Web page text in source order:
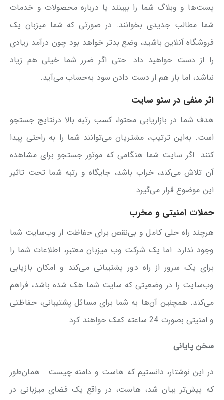
پست‌ها و وبلاگ شما را ببینند یا درباره محصولات و خدمات
شما مطالب جدیدی بخوانند. در صورتی که شما میزبان یک
فروشگاه آنلاین باشید، وضع بدتر خواهد بود چون درآمد زیادی
را از دست خواهید داد. حتی اگر ضرر شما خیلی هم زیاد
نباشد، اما باز هم از دست دادن سود به‌حساب می‌آید.
اثر منفی در سئو سایت
هدف شما در بازاریابی محتوا، کسب رتبه بالا درنتایج جستجو
است. به‌این ترتیب، مشتریان می‌توانند شما را به راحتی پیدا
کنند. اگر سایت شما هنگامی که موتور جستجو برای مشاهده
آن تلاش می‌کند، خراب باشد، جایگاه و رتبه شما تحت تاثیر
این موضوع قرار می‌گیرد.
حملات امنیتی و مخرب
هرچند راه حلی کامل و بی‌نقص برای حفاظت از وب‌سایت‌ شما
وجود ندارد. اما یک شرکت وب میزبان معتبر، اطلاعات شما را
برای یک سرور از راه دور پشتیبانی می‌کند و امکان بازیابی
وب‌سایت را در وضعیتی که سایت شما هک شده باشد، فراهم
می‌کند. همچنین آن‌ها به شما برای مسائل پشتیبانی، حفاظتی
و امنیتی بصورت 24 ساعته کمک خواهند کرد.
سخن پایانی
در این نوشتار، دانستیم که هاست و دامنه چیست . همان‌طور
که پیش‌تر بیان شد، هاست، در واقع یک فضای میزبانی در